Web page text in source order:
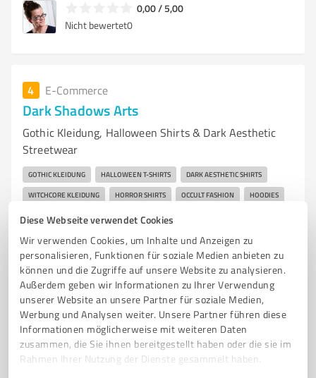
Diese Webseite verwendet Cookies
Wir verwenden Cookies, um Inhalte und Anzeigen zu
personalisieren, Funktionen für soziale Medien anbieten zu
können und die Zugriffe auf unsere Website zu analysieren.
Außerdem geben wir Informationen zu Ihrer Verwendung
unserer Website an unsere Partner für soziale Medien,
Werbung und Analysen weiter. Unsere Partner führen diese
Informationen möglicherweise mit weiteren Daten
zusammen, die Sie ihnen bereitgestellt haben oder die sie im
Rahmen Ihrer Nutzung der Dienste gesammelt haben.
0,00 / 5,00
Nicht bewertet0
4 E-Commerce
Dark Shadows Arts
Gothic Kleidung, Halloween Shirts & Dark Aesthetic
Streetwear
GOTHIC KLEIDUNG HALLOWEEN T-SHIRTS DARK AESTHETIC SHIRTS
WITCHCORE KLEIDUNG HORROR SHIRTS OCCULT FASHION HOODIES
ALTERNATIVE STREETWEAR DARK FANTASY DESIGNS
Polcher Strasse 25, 56727 Mayen
Tel. +49 015208929535
DarkShadowsArts@outlook.de
darkshadowsarts.de/
0,00 / 5,00
Nicht bewertet0